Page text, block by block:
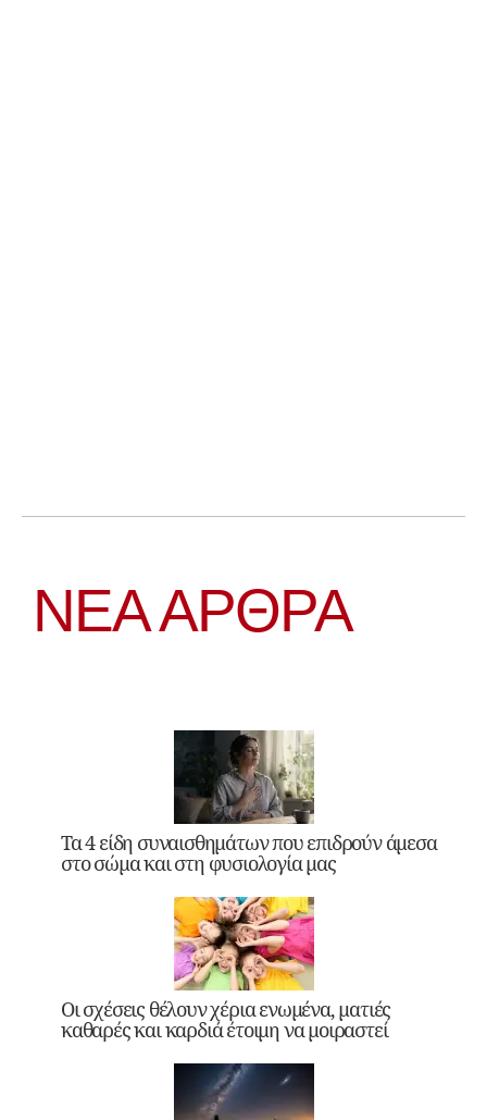
ΝΕΑ ΆΡΘΡΑ
Τα 4 είδη συναισθημάτων που επιδρούν άμεσα
στο σώμα και στη φυσιολογία μας
Οι σχέσεις θέλουν χέρια ενωμένα, ματιές
καθαρές και καρδιά έτοιμη να μοιραστεί